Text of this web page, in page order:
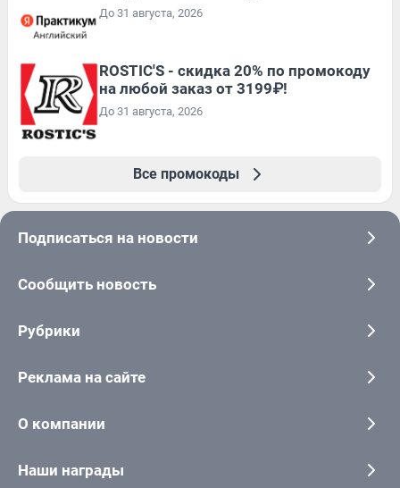
До 31 августа, 2026
ROSTIC'S - скидка 20% по промокоду
на любой заказ от 3199₽!
До 31 августа, 2026
Все промокоды
Подписаться на новости
Сообщить новость
Рубрики
Реклама на сайте
О компании
Наши награды